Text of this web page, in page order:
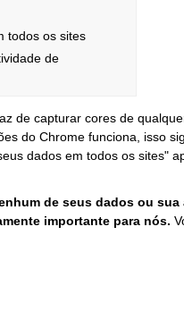
todos os sites
de
de capturar cores de
do Chrome funciona, isso
dados em todos os sites"
de seus dados ou
importante para nós.